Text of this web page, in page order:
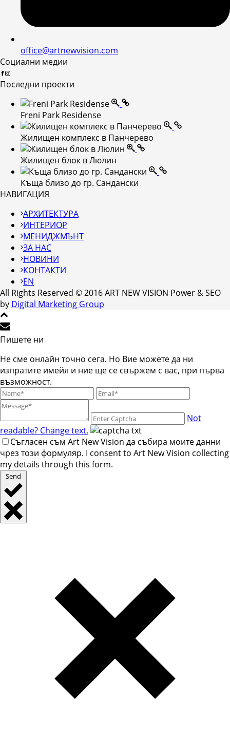
office@artnewvision.com
Социални медии
Последни проекти
Freni Park Residense
Жилищен комплекс в Панчерево
Жилищен блок в Люлин
Къща близо до гр. Сандански
НАВИГАЦИЯ
АРХИТЕКТУРА
ИНТЕРИОР
МЕНИДЖМЪНТ
ЗА НАС
НОВИНИ
КОНТАКТИ
EN
All Rights Reserved © 2016 ART NEW VISION Power & SEO
by Digital Marketing Group
Пишете ни
Не сме онлайн точно сега. Но Вие можете да ни
изпратите имейл и ние ще се свържем с вас, при първа
възможност.
Not
readable? Change text.
Съгласен съм Art New Vision да събира моите данни
чрез този формуляр. I consent to Art New Vision collecting
my details through this form.
Send